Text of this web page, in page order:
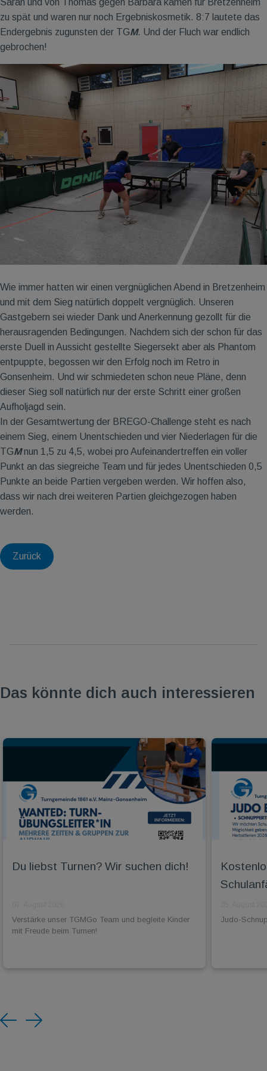
Zurück
Sarah und von Thomas gegen Barbara kamen für Bretzenheim
zu spät und waren nur noch Ergebniskosmetik. 8:7 lautete das
Endergebnis zugunsten der TGM. Und der Fluch war endlich
gebrochen!
Wie immer hatten wir einen vergnüglichen Abend in Bretzenheim
und mit dem Sieg natürlich doppelt vergnüglich. Unseren
Gastgebern sei wieder Dank und Anerkennung gezollt für die
herausragenden Bedingungen. Nachdem sich der schon für das
erste Duell in Aussicht gestellte Siegersekt aber als Phantom
entpuppte, begossen wir den Erfolg noch im Retro in
Gonsenheim. Und wir schmiedeten schon neue Pläne, denn
dieser Sieg soll natürlich nur der erste Schritt einer großen
Aufholjagd sein.
In der Gesamtwertung der BREGO-Challenge steht es nach
einem Sieg, einem Unentschieden und vier Niederlagen für die
TGMnun 1,5 zu 4,5, wobei pro Aufeinandertreffen ein voller
Punkt an das siegreiche Team und für jedes Unentschieden 0,5
Punkte an beide Partien vergeben werden. Wir hoffen also,
dass wir nach drei weiteren Partien gleichgezogen haben
werden.
Das könnte dich auch interessieren
Du liebst Turnen? Wir suchen dich!
Verstärke unser TGMGo Team und begleite Kinder
mit Freude beim Turnen!
Judo-
Previous
Next